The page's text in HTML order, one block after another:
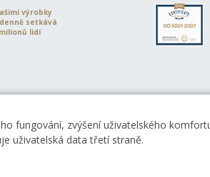
výrobky
setkává
lidí
fungování, zvýšení uživatelského
uživatelská data třetí straně.